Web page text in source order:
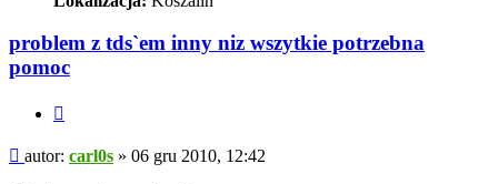
problem z tds`em inny niz wszytkie potrzebna
pomoc
Post
autor: carl0s » 06 gru 2010, 12:42